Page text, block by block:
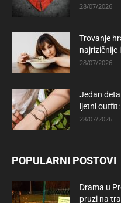
28/07/2026
Trovanje
najrizičnije
28/07/2026
Jedan
ljetni
28/07/2026
POPULARNI POSTOVI
Drama u
pruzi na